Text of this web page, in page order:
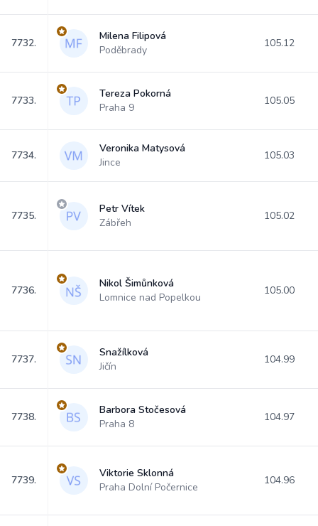
7732.
Milena Filipová
Poděbrady
105.12
7733.
Tereza Pokorná
Praha 9
105.05
7734.
Veronika Matysová
Jince
105.03
7735.
Petr Vítek
Zábřeh
105.02
7736.
Nikol Šimůnková
Lomnice nad Popelkou
105.00
7737.
Snažílková
Jičín
104.99
7738.
Barbora Stočesová
Praha 8
104.97
7739.
Viktorie Sklonná
Praha Dolní Počernice
104.96